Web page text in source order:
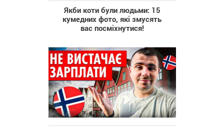
Якби коти були людьми: 15
кумедних фото, які змусять
вас посміхнутися!